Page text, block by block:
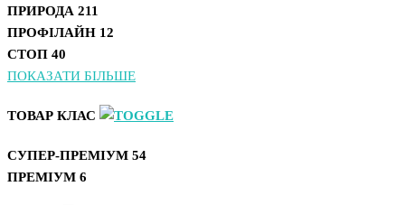
ПРИРОДА 211
ПРОФІЛАЙН 12
СТОП 40
ПОКАЗАТИ БІЛЬШЕ
ТОВАР КЛАС
СУПЕР-ПРЕМІУМ 54
ПРЕМІУМ 6